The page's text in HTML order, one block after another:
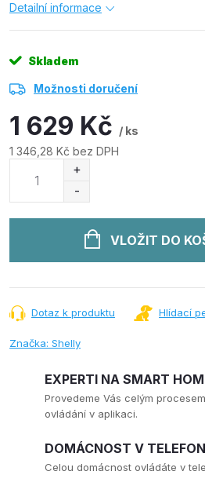
Detailní informace
Skladem
Možnosti doručení
1 629 Kč / ks
1 346,28 Kč bez DPH
VLOŽIT DO
Dotaz k produktu Hlídací
Značka: Shelly
EXPERTI NA SMART
Provedeme Vás celým
ovládání v aplikaci.
DOMÁCNOST V
Celou domácnost ovládáte v